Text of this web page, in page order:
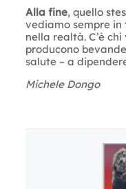
Alla fine, quello
vediamo sempre
nella realtà. C’è
producono
salute – a
Michele Dongo